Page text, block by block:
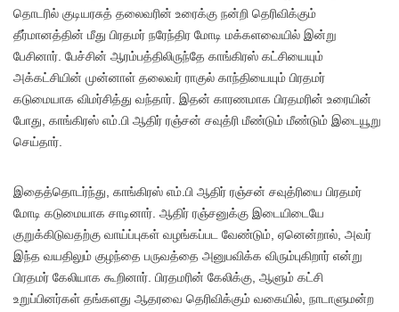
தொடரில் குடியரசுத் தலைவரின் உரைக்கு நன்றி தெரிவிக்கும்
தீர்மானத்தின் மீது பிரதமர் நரேந்திர மோடி மக்களவையில் இன்று
பேசினார். பேச்சின் ஆரம்பத்திலிருந்தே காங்கிரஸ் கட்சியையும்
அக்கட்சியின் முன்னாள் தலைவர் ராகுல் காந்தியையும் பிரதமர்
கடுமையாக விமர்சித்து வந்தார். இதன் காரணமாக பிரதமரின் உரையின்
போது, காங்கிரஸ் எம்.பி ஆதிர் ரஞ்சன் சவுத்ரி மீண்டும் மீண்டும் இடையூறு
செய்தார்.
இதைத்தொடர்ந்து, காங்கிரஸ் எம்.பி ஆதிர் ரஞ்சன் சவுத்ரியை பிரதமர்
மோடி கடுமையாக சாடினார். ஆதிர் ரஞ்சனுக்கு இடையிடையே
குறுக்கிடுவதற்கு வாய்ப்புகள் வழங்கப்பட வேண்டும், ஏனென்றால், அவர்
இந்த வயதிலும் குழந்தை பருவத்தை அனுபவிக்க விரும்புகிறார் என்று
பிரதமர் கேலியாக கூறினார். பிரதமரின் கேலிக்கு, ஆளும் கட்சி
உறுப்பினர்கள் தங்களது ஆதரவை தெரிவிக்கும் வகையில், நாடாளுமன்ற